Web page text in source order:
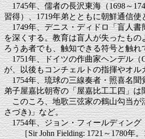
1745年、儒者の長沢東海（1698～
習得）、1719年弟とともに朝鮮通信
1749年、デニス・ディドロ「盲人書
を深くする。教育は盲人が失ったも
ろうあ者でも、触知できる符号と触
1751年、ドイツの作曲家ヘンデル（
が、以後もコンチェルトの指揮やオ
1754年、琉球の三線奏者・照喜名聞
弟子屋嘉比朝寄の「屋嘉比工工四」
このころ、地歌三弦家の鶴山勾当が
さづき)」など。
1754年、ジョン・フィールディング
［Sir John Fielding: 1721～1780年。